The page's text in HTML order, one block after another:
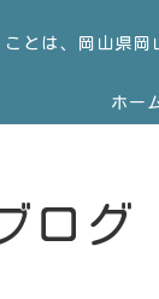
とは、岡山県岡
ホー
ログ